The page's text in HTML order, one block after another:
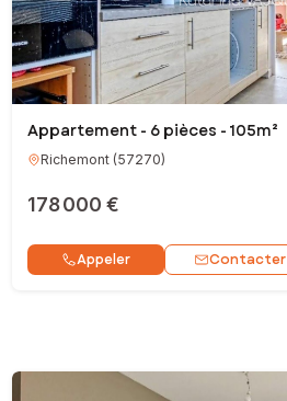
Appartement - 6 pièces - 105m²
Richemont(57270)
178 000 €
Appeler Contacter